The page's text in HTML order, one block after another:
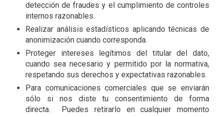
detección de fraudes y el cumplimiento de controles
internos razonables.
Realizar análisis estadísticos aplicando técnicas de
anonimización cuando corresponda.
Proteger intereses legítimos del titular del dato,
cuando sea necesario y permitido por la normativa,
respetando sus derechos y expectativas razonables.
Para comunicaciones comerciales que se enviarán
sólo si nos diste tu consentimiento de forma
directa. Puedes retirarlo en cualquier momento